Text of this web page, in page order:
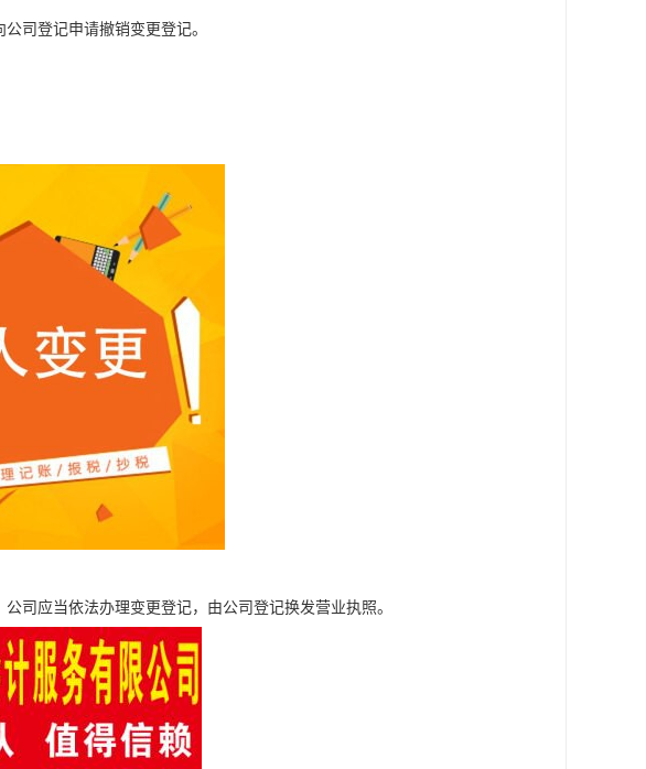
司登记申请撤销变更登记。
司应当依法办理变更登记，由公司登记换发营业执照。